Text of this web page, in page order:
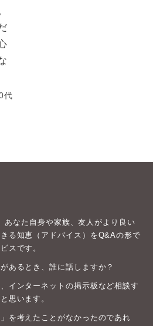
代
あなた自身や家族、友人がより良い
る知恵（アドバイス）をQ&Aの形で
スです。
あるとき、誰に話しますか？
インターネットの掲示板など相談す
思います。
を考えたことがなかったのであれ